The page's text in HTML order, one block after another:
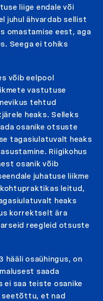
liige endale või
juhul ähvardab sellist
omastamise eest, aga
Seega ei tohiks
võib eelpool
vastutuse
tehtud
heaks. Selleks
osanike otsuste
tagasiulatuvalt heaks
Riigikohus
osanik võib
juhatuse liikme
leitud,
heaks
korrektselt ära
reegleid otsuste
hääli osaühingus, on
saada
ei saa teiste osanike
seetõttu, et nad